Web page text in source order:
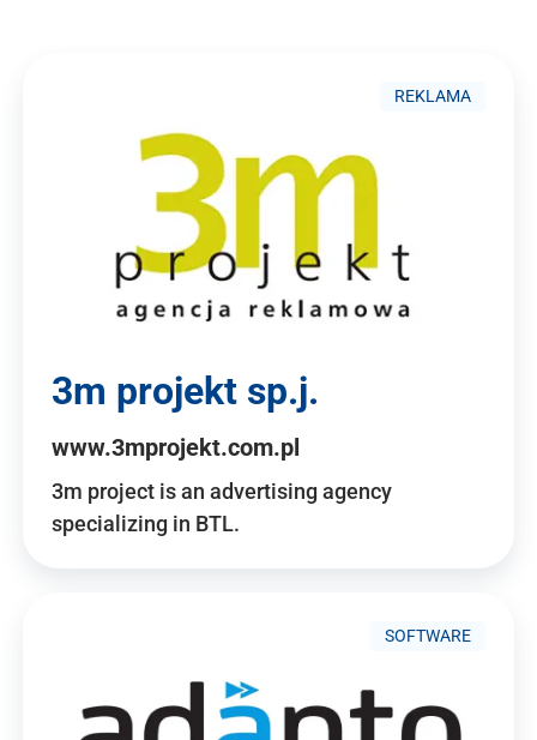
REKLAMA
3m projekt sp.j.
www.3mprojekt.com.pl
3m project is an advertising agency
specializing in BTL.
SOFTWARE